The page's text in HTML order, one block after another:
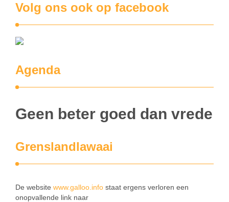
Volg ons ook op facebook
Agenda
Geen beter goed dan vrede
Grenslandlawaai
De website www.galloo.info staat ergens verloren een
onopvallende link naar